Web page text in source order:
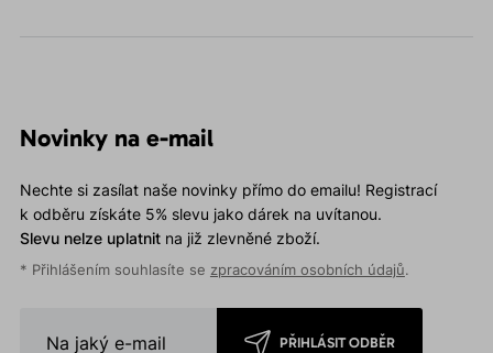
Novinky na e-mail
Nechte si zasílat naše novinky přímo do emailu! Registrací
k odběru získáte 5% slevu jako dárek na uvítanou.
Slevu nelze uplatnitna již zlevněné zboží.
* Přihlášením souhlasíte se zpracováním osobních údajů.
PŘIHLÁSIT ODBĚR